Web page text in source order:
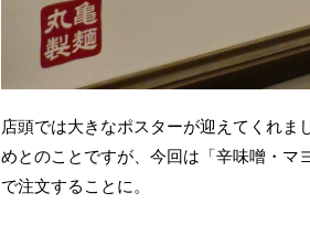
店頭では大きなポスターが迎えてくれま
めとのことですが、今回は「辛味噌・マ
で注文することに。